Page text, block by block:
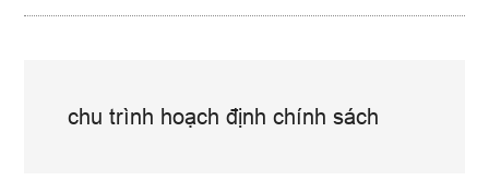
chu trình hoạch định chính sách